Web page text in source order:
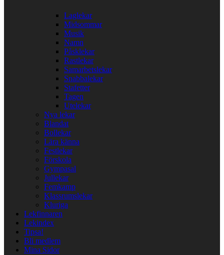
Laglekar
Midsommar
Musik
Namn
Påsklekar
Rastlekar
Samarbetslekar
Snabbalekar
Stafetter
Tagen
Utelekar
Nya lekar
Blandat
Bollekar
Lära känna
Festlekar
Förskola
Gympasal
Jullekar
Femkamp
Klassrumslekar
Kluriga
Lekfinnaren
Lekindex
Tipsa!
Bli medlem
Mina Sidor